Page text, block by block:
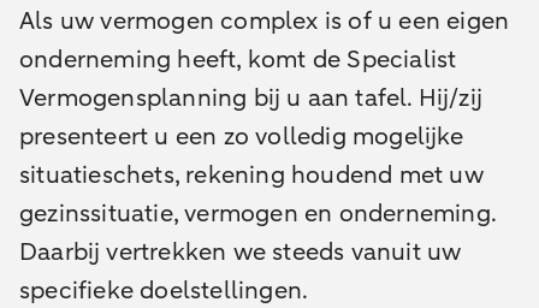
Als uw vermogen complex is of u een eigen
onderneming heeft, komt de Specialist
Vermogensplanning bij u aan tafel. Hij/zij
presenteert u een zo volledig mogelijke
situatieschets, rekening houdend met uw
gezinssituatie, vermogen en onderneming.
Daarbij vertrekken we steeds vanuit uw
specifieke doelstellingen.